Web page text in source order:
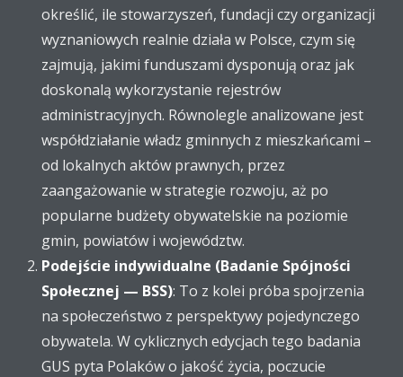
określić, ile stowarzyszeń, fundacji czy organizacji
wyznaniowych realnie działa w Polsce, czym się
zajmują, jakimi funduszami dysponują oraz jak
doskonalą wykorzystanie rejestrów
administracyjnych. Równolegle analizowane jest
współdziałanie władz gminnych z mieszkańcami –
od lokalnych aktów prawnych, przez
zaangażowanie w strategie rozwoju, aż po
popularne budżety obywatelskie na poziomie
gmin, powiatów i województw.
Podejście indywidualne (Badanie Spójności
Społecznej — BSS): To z kolei próba spojrzenia
na społeczeństwo z perspektywy pojedynczego
obywatela. W cyklicznych edycjach tego badania
GUS pyta Polaków o jakość życia, poczucie